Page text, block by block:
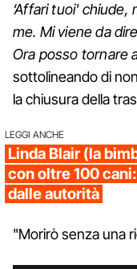
‘Affari tuoi'
me. Mi viene da
Ora posso tornare
sottolineando di
la chiusura della
LEGGI ANCHE
Linda Blair (la
con oltre 100
dalle autorità
"Morirò senza una